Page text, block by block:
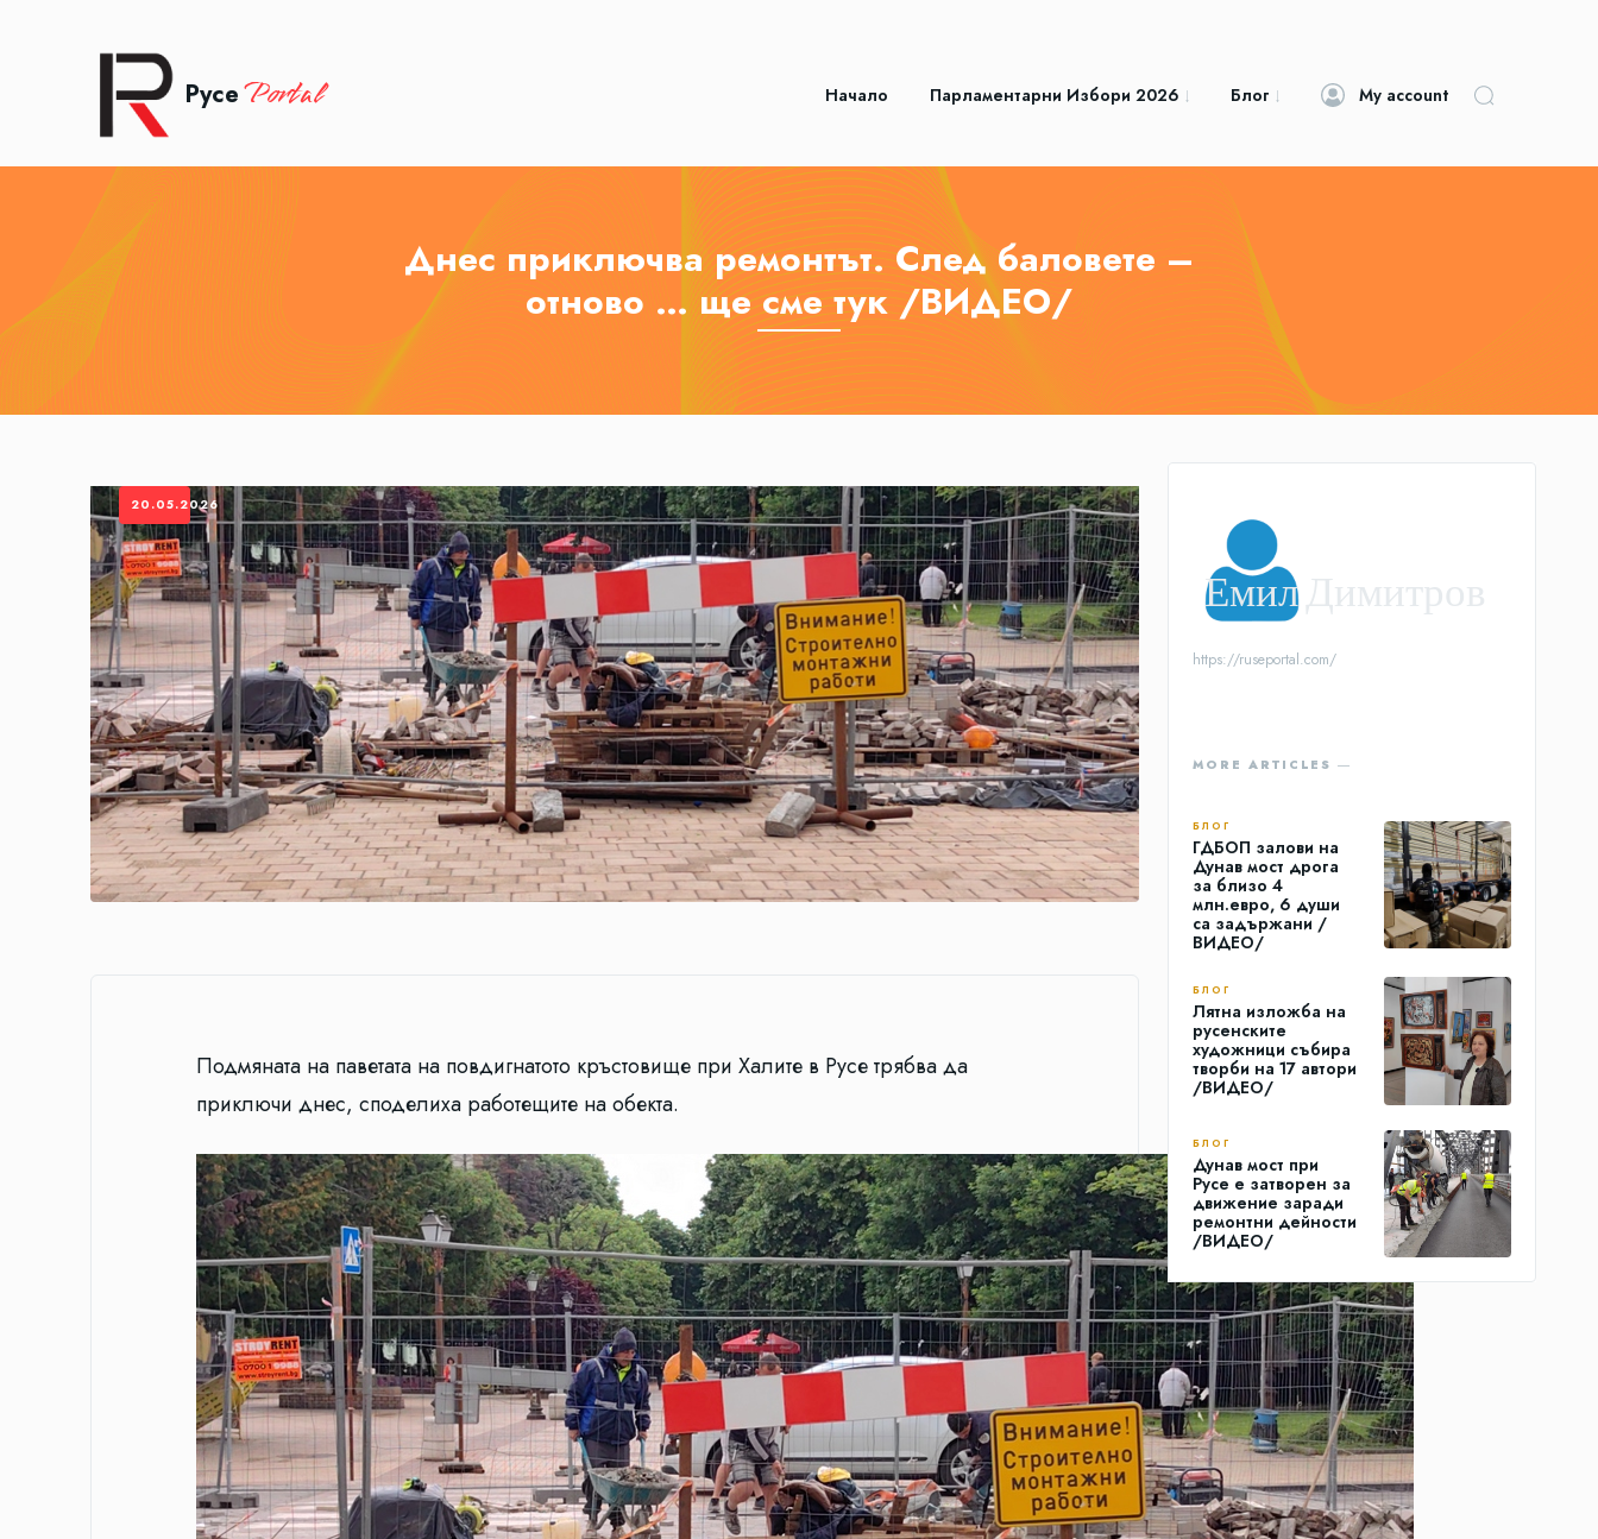
Русе Portal Начало Парламентарни Избори 2026 Блог My account
Днес приключва ремонтът. След баловете –
отново … ще сме тук /ВИДЕО/
Подмяната на паветата на повдигнатото кръстовище при Халите в Русе трябва да
приключи днес, споделиха работещите на обекта.
20.05.2026
Емил Димитров
https://ruseportal.com/
MORE ARTICLES ―
БЛОГ
ГДБОП залови на
Дунав мост дрога
за близо 4
млн.евро, 6 души
са задържани /
ВИДЕО/
БЛОГ
Лятна изложба на
русенските
художници събира
творби на 17 автори
/ВИДЕО/
БЛОГ
Дунав мост при
Русе е затворен за
движение заради
ремонтни дейности
/ВИДЕО/